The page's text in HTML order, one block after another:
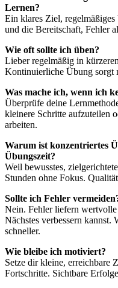
Lernen?
Ein klares Ziel,
und die Bereitschaft, Fehler
Wie oft sollte ich üben?
Lieber regelmäßig in
Kontinuierliche Übung sorgt
Was mache ich, wenn ich
Überprüfe deine
kleinere Schritte aufzuteilen
arbeiten.
Warum ist konzentriertes
Übungszeit?
Weil bewusstes,
Stunden ohne Fokus.
Sollte ich Fehler
Nein. Fehler liefern
Nächstes verbessern kannst.
schneller.
Wie bleibe ich motiviert?
Setze dir kleine, erreichbare
Fortschritte. Sichtbare